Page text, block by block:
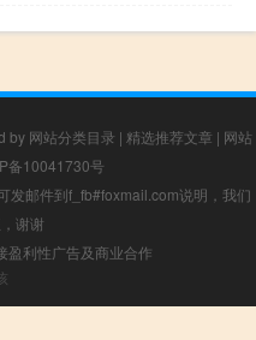
by 网站分类目录 | 精选推荐文章 | 网站
备10041730号
发邮件到f_fb#foxmail.com说明，我们
谢谢
盈利性广告及商业合作